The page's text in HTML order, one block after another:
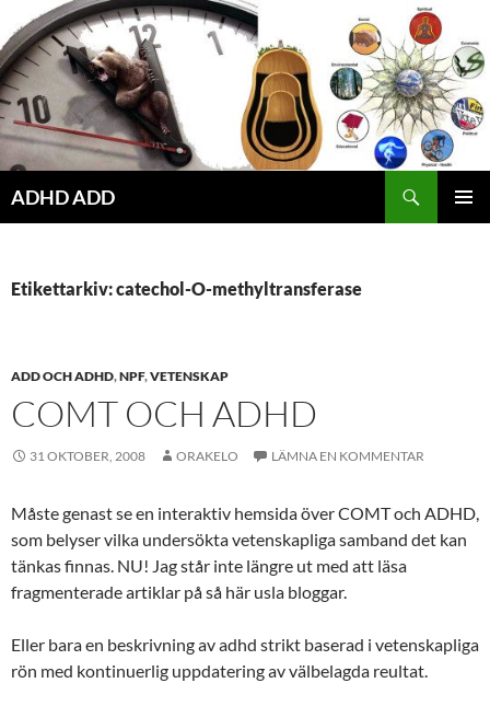
Hoppa
till
innehåll
ADHD ADD
Etikettarkiv: catechol-O-methyltransferase
ADD OCH ADHD,NPF,VETENSKAP
COMT OCH ADHD
31 OKTOBER, 2008 ORAKELO LÄMNA EN KOMMENTAR
Måste genast se en interaktiv hemsida över COMT och ADHD,
som belyser vilka undersökta vetenskapliga samband det kan
tänkas finnas. NU! Jag står inte längre ut med att läsa
fragmenterade artiklar på så här usla bloggar.
Eller bara en beskrivning av adhd strikt baserad i vetenskapliga
rön med kontinuerlig uppdatering av välbelagda reultat.